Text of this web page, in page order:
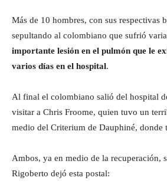
Más de 10 hombres, con sus respectivas
sepultando al colombiano que sufrió
importante lesión en el pulmón que le
varios días en el hospital.
Al final el colombiano salió del hospital
visitar a Chris Froome, quien tuvo un
medio del Criterium de Dauphiné, donde
Ambos, ya en medio de la recuperación,
Rigoberto dejó esta postal: